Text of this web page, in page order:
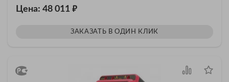
Цена: 48 011 ₽
ЗАКАЗАТЬ В ОДИН КЛИК